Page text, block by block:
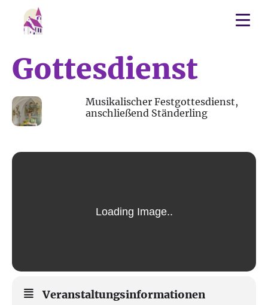
Gottesdienst
Musikalischer Festgottesdienst,
anschließend Ständerling
Veranstaltungsinformationen